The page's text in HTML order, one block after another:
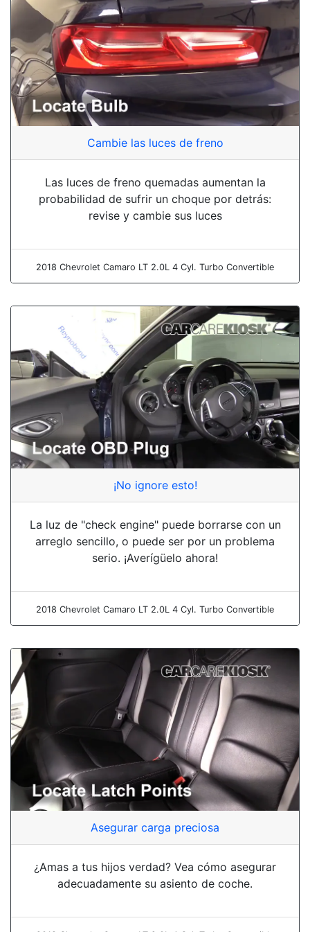
Cambie las luces de freno
Las luces de freno quemadas aumentan la
probabilidad de sufrir un choque por detrás:
revise y cambie sus luces
2018 Chevrolet Camaro LT 2.0L 4 Cyl. Turbo Convertible
¡No ignore esto!
La luz de "check engine" puede borrarse con un
arreglo sencillo, o puede ser por un problema
serio. ¡Averígüelo ahora!
2018 Chevrolet Camaro LT 2.0L 4 Cyl. Turbo Convertible
Asegurar carga preciosa
¿Amas a tus hijos verdad? Vea cómo asegurar
adecuadamente su asiento de coche.